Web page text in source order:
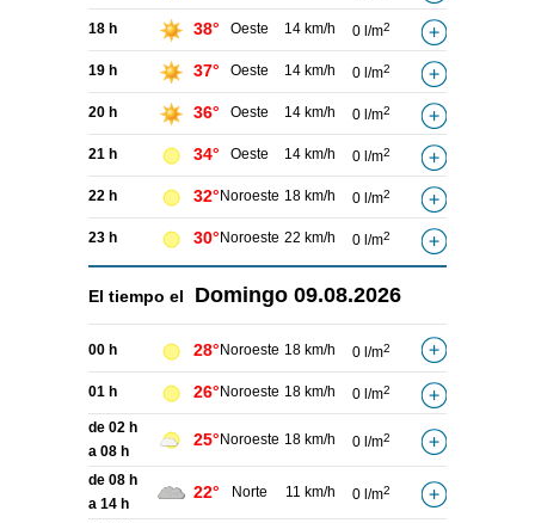
18 h 38° Oeste 14 km/h 0 l/m2
19 h 37° Oeste 14 km/h 0 l/m2
20 h 36° Oeste 14 km/h 0 l/m2
21 h 34° Oeste 14 km/h 0 l/m2
22 h 32° Noroeste 18 km/h 0 l/m2
23 h 30° Noroeste 22 km/h 0 l/m2
El tiempo el Domingo 09.08.2026
00 h 28° Noroeste 18 km/h 0 l/m2
01 h 26° Noroeste 18 km/h 0 l/m2
de 02 h
a 08 h
25° Noroeste 18 km/h 0 l/m2
de 08 h
a 14 h
22° Norte 11 km/h 0 l/m2